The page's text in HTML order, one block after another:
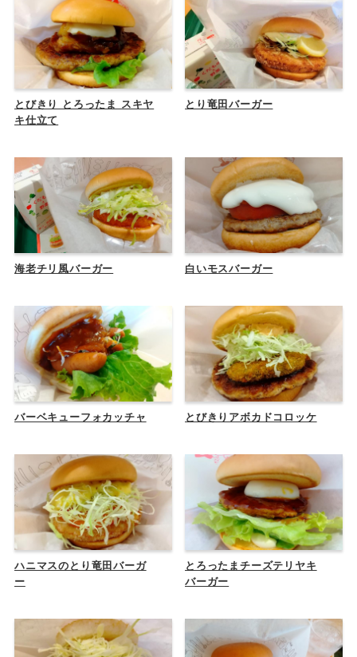
とびきり とろったま スキヤ
キ仕立て
とり竜田バーガー
海老チリ風バーガー 白いモスバーガー
バーベキューフォカッチャ とびきりアボカドコロッケ
ハニマスのとり竜田バーガ
ー
とろったまチーズテリヤキ
バーガー